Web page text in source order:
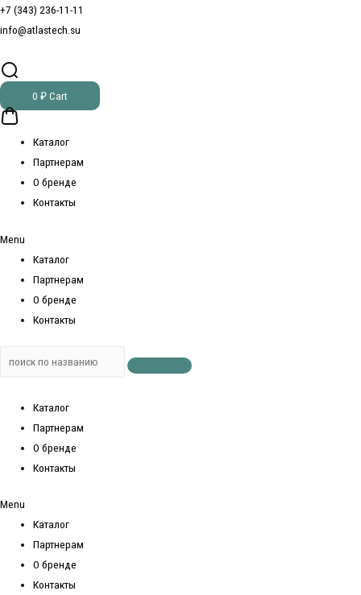
+7 (343) 236-11-11
info@atlastech.su
0 ₽Cart
Каталог
Партнерам
О бренде
Контакты
Menu
Каталог
Партнерам
О бренде
Контакты
Каталог
Партнерам
О бренде
Контакты
Menu
Каталог
Партнерам
О бренде
Контакты